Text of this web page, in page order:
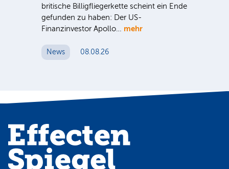
britische Billigfliegerkette scheint ein Ende
gefunden zu haben: Der US-
Finanzinvestor Apollo… mehr
News 08.08.26